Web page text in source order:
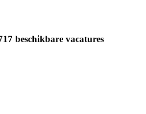
beschikbare vacatures